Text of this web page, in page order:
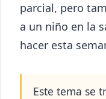
parcial, pero
a un niño en la
hacer esta
Este tema se